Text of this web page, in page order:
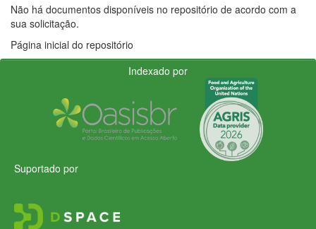
Não há documentos disponíveis no repositório de acordo com a
sua solicitação.
Página inicial do repositório
Indexado por
Suportado por